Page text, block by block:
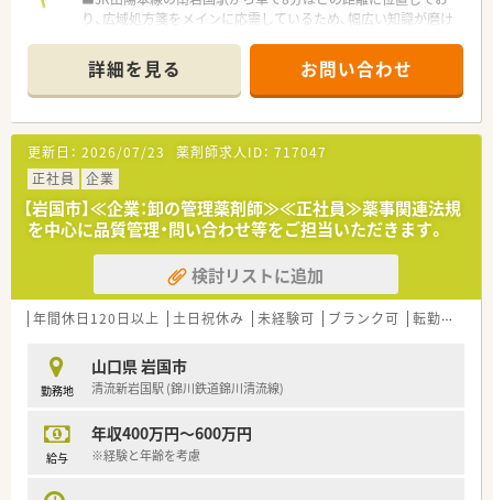
り、広域処方箋をメインに応需しているため、幅広い知識が磨け
■開局時間は月曜から金曜の17時45分までとなっており、土曜・
日曜・祝日が定休日のため、週末は心身ともにリフレッシュでき
ます。
■最新の監査システムなど調剤設備を積極的に導入しており、リ
スクマネジメントを徹底することで安全な調剤環境を構築して
います。
【募集背景と求める人物像について】
■岩国エリアにおける体制強化のための増員募集であり、特に薬
局長候補として活躍いただける意欲的な方を急募しておりま
す。
■ドラッグストア併設店として地域の健康を支えるため、患者様
やお客様に対して丁寧で明るい接遇を実践できる方を歓迎しま
す。
30代後半までの若手から中堅層の方を優先的に募集していま
す。
■ツルハグループとして中四国エリアで業界最大規模を誇り、年
間15店舗以上の新規出店を継続している非常に安定した企業で
詳細を見る お問い合わせ
更新日： 2026/07/23 薬剤師求人ID： 717047
正社員
企業
【岩国市】≪企業：卸の管理薬剤師≫≪正社員≫薬事関連法規
を中心に品質管理・問い合わせ等をご担当いただきます。
検討リストに追加
年間休日120日以上 土日祝休み 未経験可 ブランク可 転勤なし
勤務地
山口県 岩国市
清流新岩国駅 (錦川鉄道錦川清流線)
給与
年収400万円～600万円
※経験と年齢を考慮